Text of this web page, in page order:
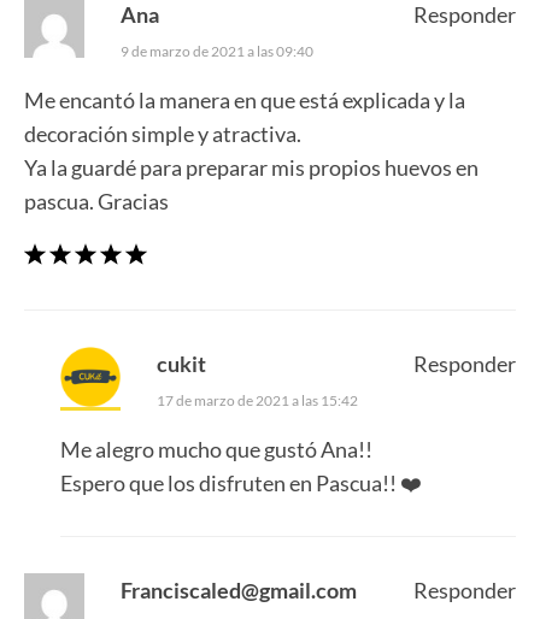
Ana
9 de marzo de 2021 a las 09:40
Me encantó la manera en que está explicada y la
decoración simple y atractiva.
Ya la guardé para preparar mis propios huevos en
pascua. Gracias
Responder
cukit
17 de marzo de 2021 a las 15:42
Me alegro mucho que gustó Ana!!
Espero que los disfruten en Pascua!! ❤️
Responder
Franciscaled@gmail.com Responder